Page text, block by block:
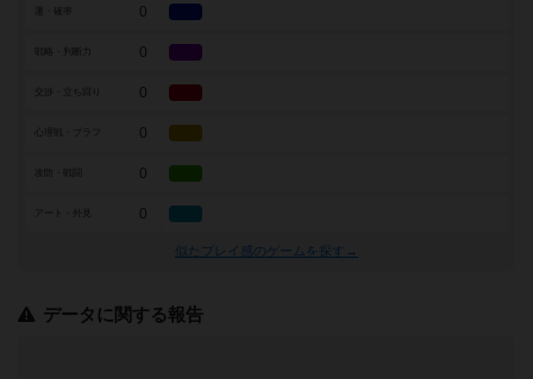
0
戦略・判断力 0
0
0
0
アート・外見 0
似たプレイ感のゲームを探す→
データに関する報告